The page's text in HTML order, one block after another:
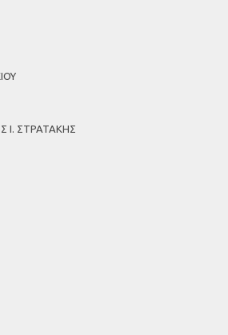
Ι. ΣΤΡΑΤΑΚΗΣ